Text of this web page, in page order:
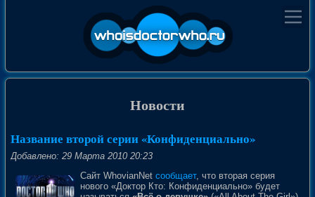
Новости
Название второй серии «Конфиденциально»
Добавлено: 29 Марта 2010 20:23
Сайт WhovianNet сообщает, что вторая серия
нового «Доктор Кто: Конфиденциально» будет